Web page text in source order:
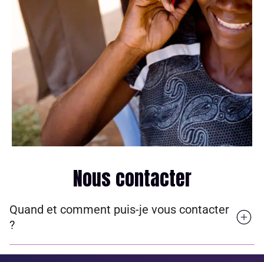
Nous contacter
Quand et comment puis-je vous contacter
?